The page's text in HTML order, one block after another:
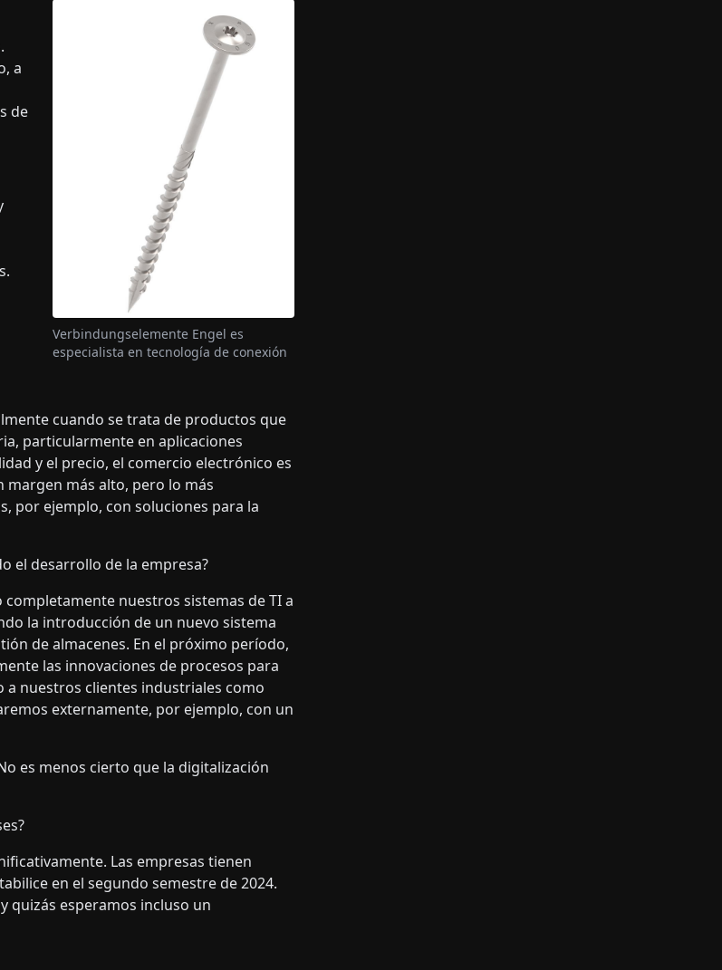
a
de
Verbindungselemente Engel es
especialista en tecnología de conexión
cuando se trata de productos que
particularmente en aplicaciones
y el precio, el comercio electrónico es
más alto, pero lo más
por ejemplo, con soluciones para la
el desarrollo de la empresa?
completamente nuestros sistemas de TI a
la introducción de un nuevo sistema
de almacenes. En el próximo período,
las innovaciones de procesos para
nuestros clientes industriales como
externamente, por ejemplo, con un
es menos cierto que la digitalización
Las empresas tienen
en el segundo semestre de 2024.
quizás esperamos incluso un